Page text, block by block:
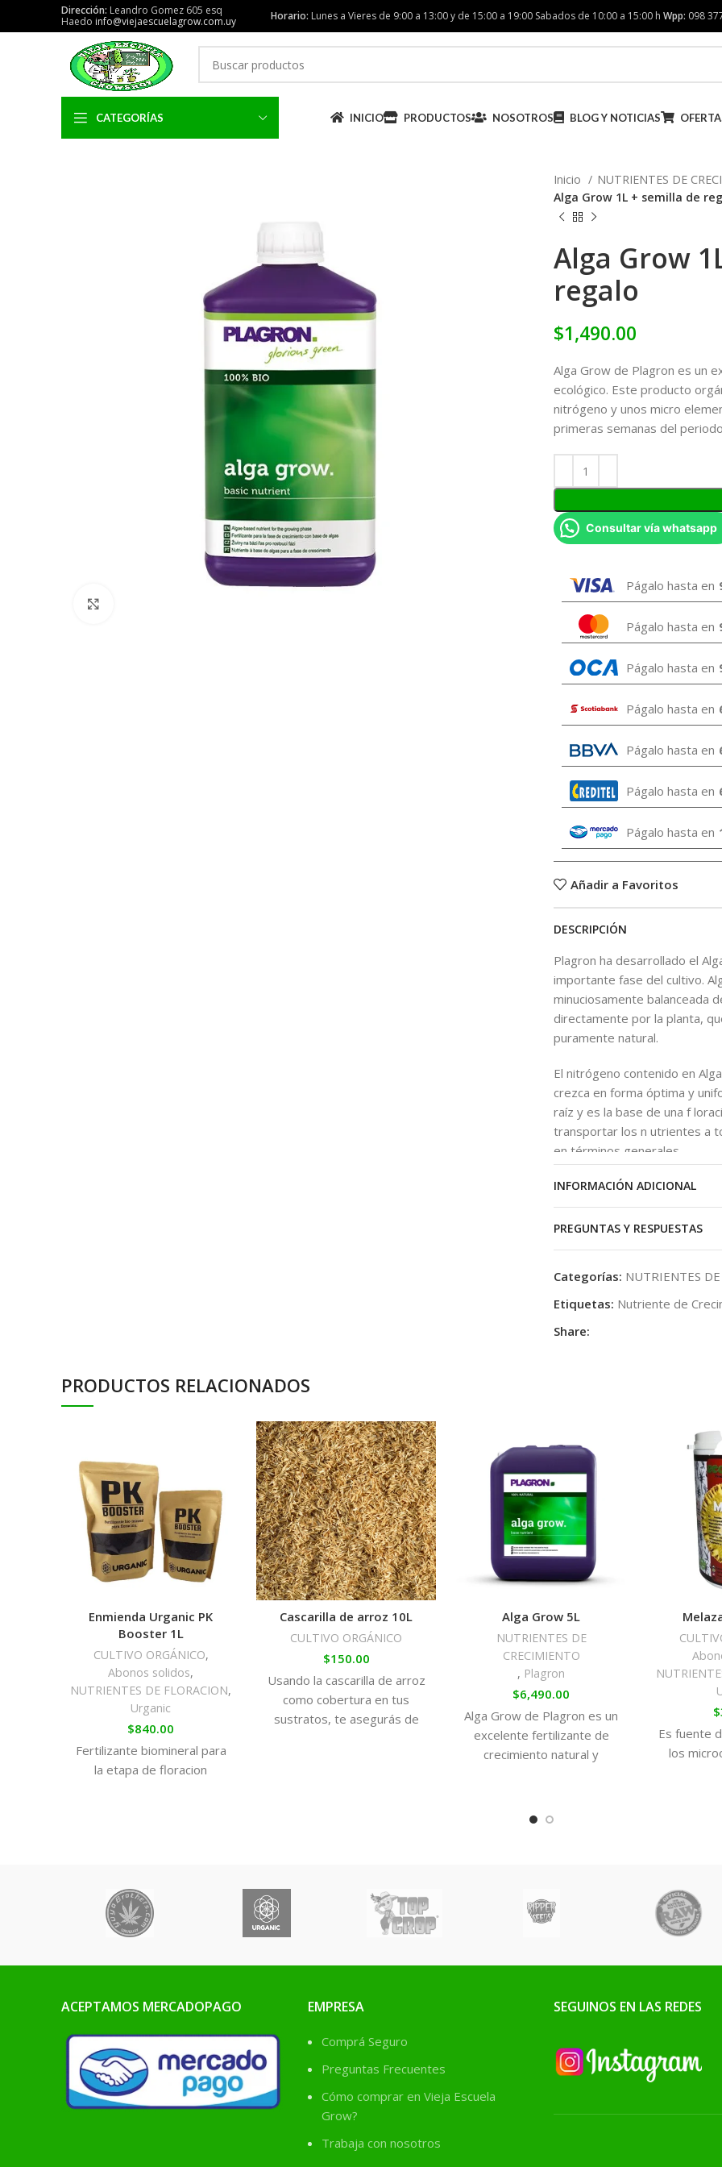
Dirección: Leandro Gomez 605 esq
Haedo info@viejaescuelagrow.com.uy Horario: Lunes a Vieres de 9:00 a 13:00 y de 15:00 a 19:00 Sabados de 10:00 a 15:00 h Wpp: 098
CATEGORÍAS INICIO PRODUCTOS NOSOTROS BLOG Y NOTICIAS
Inicio NUTRIENTES DE
Alga Grow 1L + semilla de
Alga Grow
regalo
$1,490.00
Alga Grow de Plagron es un
ecológico. Este producto
nitrógeno y unos micro
primeras semanas del
Consultar vía whatsapp
Págalo hasta en
Págalo hasta en
Págalo hasta en
Págalo hasta en
Págalo hasta en
Págalo hasta en
Págalo hasta en
Añadir a Favoritos
DESCRIPCIÓN
Plagron ha desarrollado el
importante fase del cultivo.
minuciosamente balanceada
directamente por la planta,
puramente natural.
El nitrógeno contenido en
crezca en forma óptima y
raíz y es la base de una f
transportar los n utrientes a
en términos generales.
Con Alga de Crecimiento de
utrientes, controla usted el
abundancia de sustancias
Alga de Crecimiento de
la planta y una abundante
refuerzan su capacidad de
Modo de empleo: Diluya 4 ml
solución 1 vez por semana.
INFORMACIÓN ADICIONAL
PREGUNTAS Y RESPUESTAS
Categorías: NUTRIENTES
Etiquetas: Nutriente de
Share:
PRODUCTOS RELACIONADOS
Enmienda Urganic PK
Booster 1L
CULTIVO ORGÁNICO,
Abonos solidos,
NUTRIENTES DE FLORACION,
Urganic
$840.00
Fertilizante biomineral para
la etapa de floracion
Cascarilla de arroz 10L
CULTIVO ORGÁNICO
$150.00
Usando la cascarilla de arroz
como cobertura en tus
sustratos, te asegurás de
Alga Grow 5L
NUTRIENTES DE
CRECIMIENTO
, Plagron
$6,490.00
Alga Grow de Plagron es un
excelente fertilizante de
crecimiento natural y
plantas una fuente de
periodo de crecimiento.
$
Es fuente
los
ACEPTAMOS MERCADOPAGO EMPRESA
Comprá Seguro
Preguntas Frecuentes
Cómo comprar en Vieja Escuela
Grow?
Trabaja con nosotros
SEGUINOS EN LAS REDES